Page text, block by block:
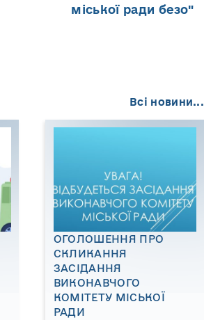
міської ради безо"
Всі новини...
ОГОЛОШЕННЯ ПРО
СКЛИКАННЯ
ЗАСІДАННЯ
ВИКОНАВЧОГО
КОМІТЕТУ МІСЬКОЇ
РАДИ